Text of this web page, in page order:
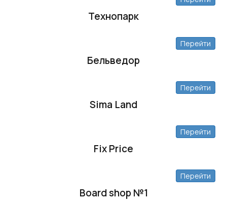
Технопарк
Бельведор
Перейти
Sima Land
Перейти
Fix Price
Перейти
Board shop №1
Перейти